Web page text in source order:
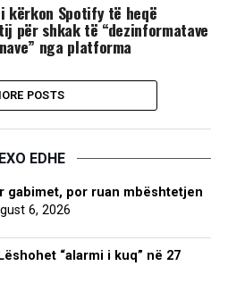
kërkon Spotify të heqë
për shkak të “dezinformatave
nga platforma
POSTS
EDHE
gabimet, por ruan mbështetjen
6, 2026
“alarmi i kuq” në 27